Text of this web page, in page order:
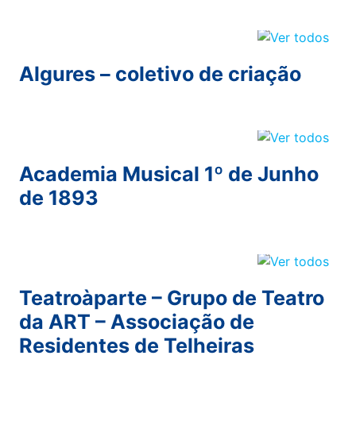
Algures – coletivo de criação
Academia Musical 1º de Junho
de 1893
Teatroàparte – Grupo de Teatro
da ART – Associação de
Residentes de Telheiras